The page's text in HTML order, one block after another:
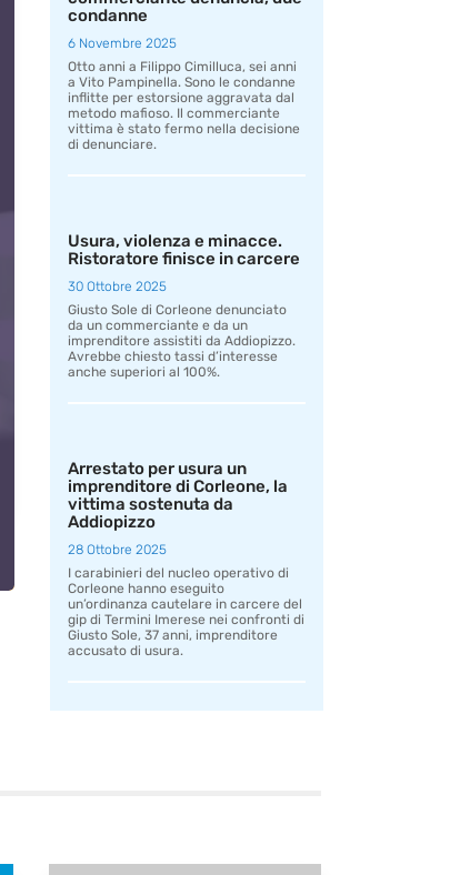
condanne
6 Novembre 2025
Otto anni a Filippo Cimilluca, sei anni
a Vito Pampinella. Sono le condanne
inflitte per estorsione aggravata dal
metodo mafioso. Il commerciante
vittima è stato fermo nella decisione
di denunciare.
Usura, violenza e minacce.
Ristoratore finisce in carcere
30 Ottobre 2025
Giusto Sole di Corleone denunciato
da un commerciante e da un
imprenditore assistiti da Addiopizzo.
Avrebbe chiesto tassi d’interesse
anche superiori al 100%.
Arrestato per usura un
imprenditore di Corleone, la
vittima sostenuta da
Addiopizzo
28 Ottobre 2025
I carabinieri del nucleo operativo di
Corleone hanno eseguito
un’ordinanza cautelare in carcere del
gip di Termini Imerese nei confronti di
Giusto Sole, 37 anni, imprenditore
accusato di usura.